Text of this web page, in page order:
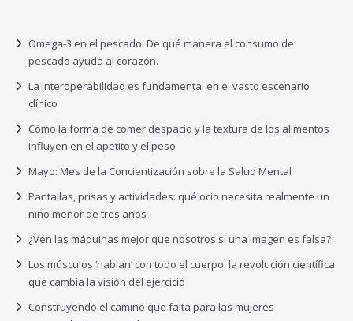
Omega-3 en el pescado: De qué manera el consumo de
pescado ayuda al corazón.
La interoperabilidad es fundamental en el vasto escenario
clínico
Cómo la forma de comer despacio y la textura de los alimentos
influyen en el apetito y el peso
Mayo: Mes de la Concientización sobre la Salud Mental
Pantallas, prisas y actividades: qué ocio necesita realmente un
niño menor de tres años
¿Ven las máquinas mejor que nosotros si una imagen es falsa?
Los músculos ‘hablan’ con todo el cuerpo: la revolución científica
que cambia la visión del ejercicio
Construyendo el camino que falta para las mujeres